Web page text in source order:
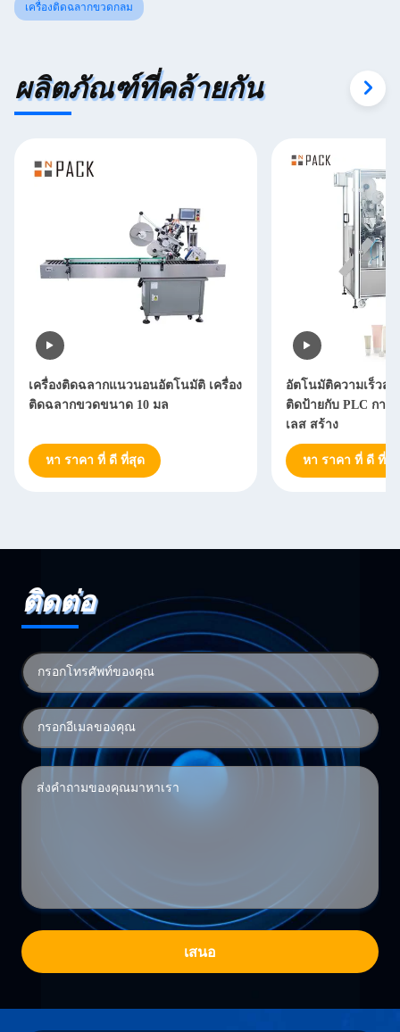
เครื่องติดฉลากขวดกลม
ผลิตภัณฑ์ที่คล้ายกัน
เครื่องติดฉลากแนวนอนอัตโนมัติ เครื่อง
ติดฉลากขวดขนาด 10 มล
หา ราคา ที่ ดี ที่สุด
อัตโนมัติความเร็วสูง
ติดป้ายกับ PLC กา
เลส สร้าง
หา ราคา ที่ ดี ที่สุ
ติดต่อ
เสนอ